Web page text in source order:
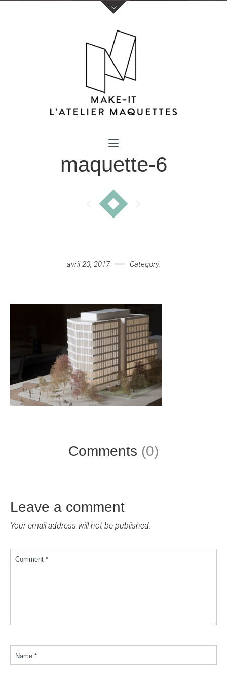
Votre nom (obligatoire)
Votre e-mail (obligatoire)maquette-6
avril 20, 2017 Category:
Comments (0)
Leave a comment
Your email address will not be published.
Comment *
Name *